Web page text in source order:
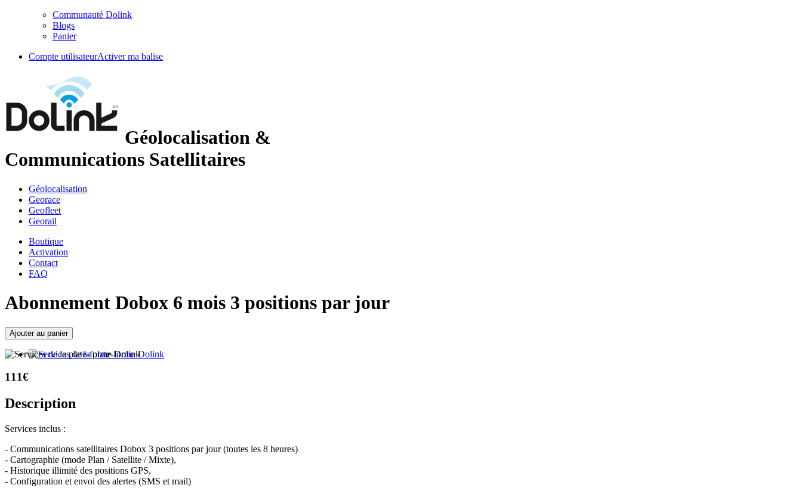
Communauté Dolink
Blogs
Panier
Compte utilisateurActiver ma balise
Géolocalisation &
Communications Satellitaires
Géolocalisation
Georace
Geofleet
Georail
Boutique
Activation
Contact
FAQ
Abonnement Dobox 6 mois 3 positions par jour
111€
Description
Services inclus :
- Communications satellitaires Dobox 3 positions par jour (toutes les 8 heures)
- Cartographie (mode Plan / Satellite / Mixte),
- Historique illimité des positions GPS,
- Configuration et envoi des alertes (SMS et mail)